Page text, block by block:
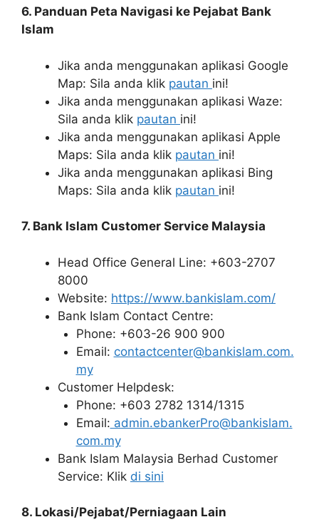
6. Panduan Peta Navigasi ke Pejabat Bank
Islam
Jika anda menggunakan aplikasi Google
Map: Sila anda klik pautan ini!
Jika anda menggunakan aplikasi Waze:
Sila anda klik pautan ini!
Jika anda menggunakan aplikasi Apple
Maps: Sila anda klik pautan ini!
Jika anda menggunakan aplikasi Bing
Maps: Sila anda klik pautan ini!
7. Bank Islam Customer Service Malaysia
Head Office General Line: +603-2707
8000
Website: https://www.bankislam.com/
Bank Islam Contact Centre:
Phone: +603-26 900 900
Email: contactcenter@bankislam.com.
my
Customer Helpdesk:
Phone: +603 2782 1314/1315
Email: admin.ebankerPro@bankislam.
com.my
Bank Islam Malaysia Berhad Customer
Service: Klik di sini
8. Lokasi/Pejabat/Perniagaan Lain